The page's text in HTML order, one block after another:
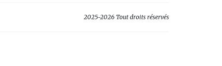
2025-2026 Tout droits réservés
Personnalisez vos préférences pour